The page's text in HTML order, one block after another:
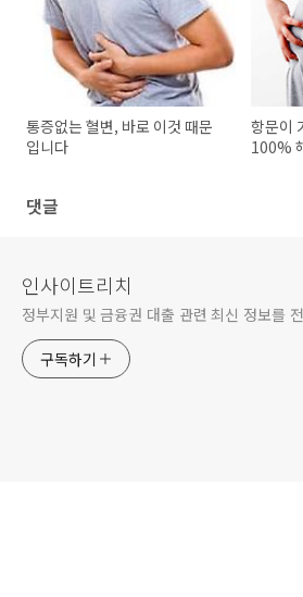
통증없는 혈변, 바로 이것 때문
입니다
항문이
100%
댓글
인사이트리치
정부지원 및 금융권 대출 관련 최신 정보를
구독하기